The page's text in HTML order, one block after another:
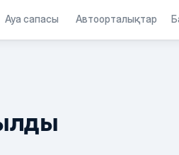
Ауа сапасы Автоорталықтар